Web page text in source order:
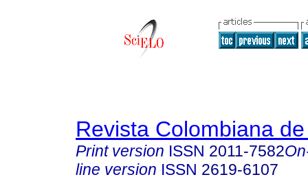
Revista Colombiana
Print version ISSN 2011-7582
line version ISSN 2619-6107